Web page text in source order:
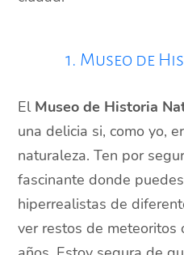
1. Museo de
El Museo de Historia
una delicia si, como yo,
naturaleza. Ten por
fascinante donde
hiperrealistas de
ver restos de meteoritos